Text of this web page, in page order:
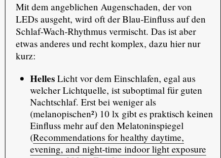
Mit dem angeblichen Augenschaden, der von
LEDs ausgeht, wird oft der Blau-Einfluss auf den
Schlaf-Wach-Rhythmus vermischt. Das ist aber
etwas anderes und recht komplex, dazu hier nur
kurz:
HellesLicht vor dem Einschlafen, egal aus
welcher Lichtquelle, ist suboptimal für guten
Nachtschlaf. Erst bei weniger als
(melanopischen²) 10 lx gibt es praktisch keinen
Einfluss mehr auf den Melatoninspiegel
(Recommendations for healthy daytime,
evening, and night-time indoor light exposure